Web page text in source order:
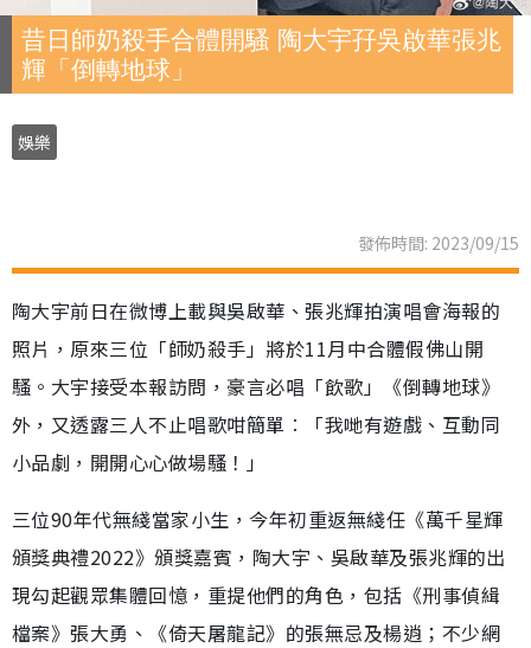
昔日師奶殺手合體開騷 陶大宇孖吳啟華張兆
輝「倒轉地球」
娛樂
發佈時間: 2023/09/15
陶大宇前日在微博上載與吳啟華、張兆輝拍演唱會海報的
照片，原來三位「師奶殺手」將於11月中合體假佛山開
騷。大宇接受本報訪問，豪言必唱「飲歌」《倒轉地球》
外，又透露三人不止唱歌咁簡單︰「我哋有遊戲、互動同
小品劇，開開心心做場騷！」
三位90年代無綫當家小生，今年初重返無綫任《萬千星輝
頒獎典禮2022》頒獎嘉賓，陶大宇、吳啟華及張兆輝的出
現勾起觀眾集體回憶，重提他們的角色，包括《刑事偵緝
檔案》張大勇、《倚天屠龍記》的張無忌及楊逍；不少網